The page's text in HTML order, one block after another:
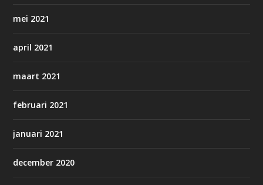
mei 2021
april 2021
maart 2021
februari 2021
januari 2021
december 2020